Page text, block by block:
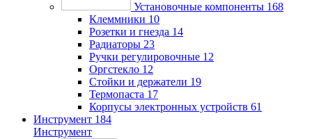
Установочные компоненты 168
Клеммники 10
Розетки и гнезда 14
Радиаторы 23
Ручки регулировочные 12
Оргстекло 12
Стойки и держатели 19
Термопаста 17
Корпусы электронных устройств 61
Инструмент 184
Инструмент